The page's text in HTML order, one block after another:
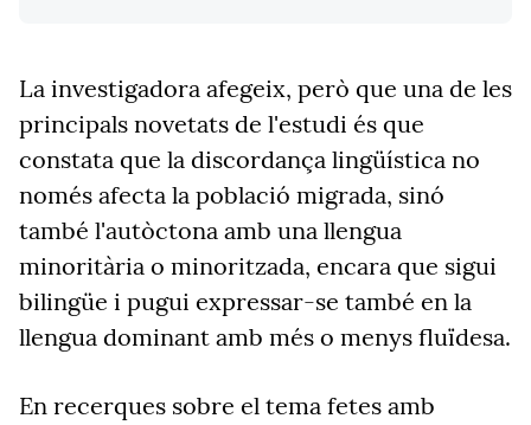
La investigadora afegeix, però que una de les
principals novetats de l'estudi és que
constata que la discordança lingüística no
només afecta la població migrada, sinó
també l'autòctona amb una llengua
minoritària o minoritzada, encara que sigui
bilingüe i pugui expressar-se també en la
llengua dominant amb més o menys fluïdesa.
En recerques sobre el tema fetes amb